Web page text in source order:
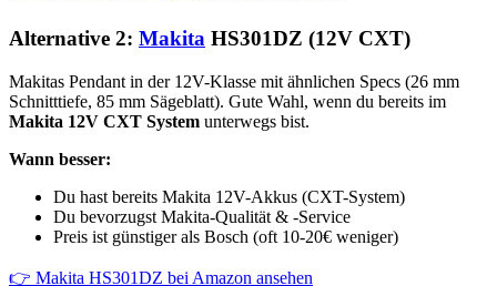
Alternative 2: Makita HS301DZ (12V CXT)
Makitas Pendant in der 12V-Klasse mit ähnlichen Specs (26 mm
Schnitttiefe, 85 mm Sägeblatt). Gute Wahl, wenn du bereits im
Makita 12V CXT System unterwegs bist.
Wann besser:
Du hast bereits Makita 12V-Akkus (CXT-System)
Du bevorzugst Makita-Qualität & -Service
Preis ist günstiger als Bosch (oft 10-20€ weniger)
👉 Makita HS301DZ bei Amazon ansehen